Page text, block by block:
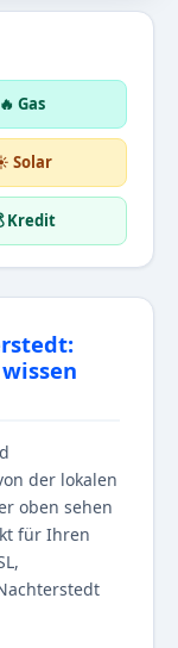
🔥 Gas
Solar
Kredit
der lokalen
oben sehen
für Ihren